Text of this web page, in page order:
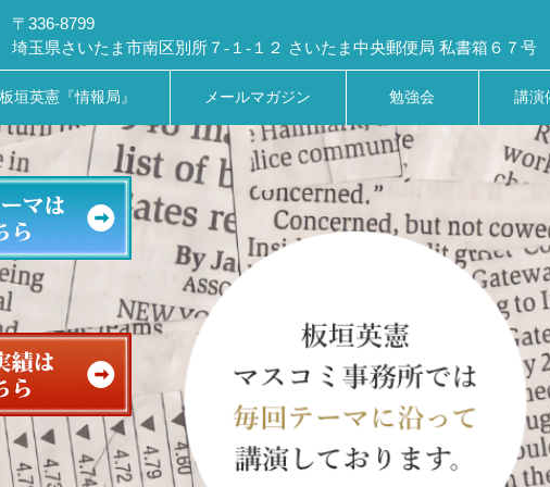
〒336-8799
埼玉県さいたま市南区別所７-１-１２ さいたま中央郵便局 私書箱６７号
板垣英憲『情報局』 メールマガジン 勉強会 講演